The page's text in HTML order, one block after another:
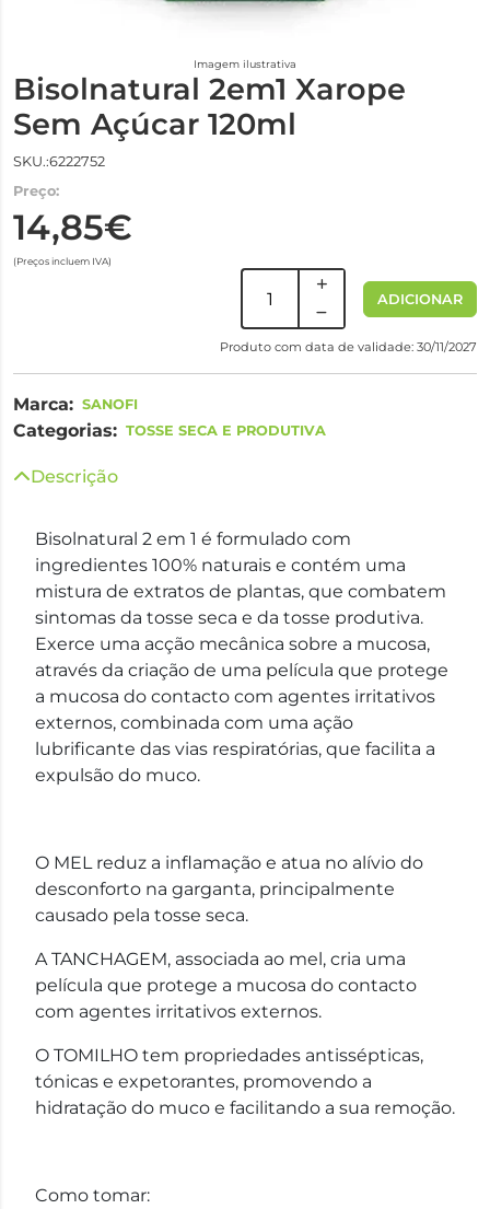
Imagem ilustrativa
Bisolnatural 2em1 Xarope
Sem Açúcar 120ml
SKU.:6222752
Preço:
14,85€
(Preços incluem IVA)
ADICIONAR
Produto com data de validade: 30/11/2027
Marca: SANOFI
Categorias: TOSSE SECA E PRODUTIVA
Descrição
Bisolnatural 2 em 1 é formulado com
ingredientes 100% naturais e contém uma
mistura de extratos de plantas, que combatem
sintomas da tosse seca e da tosse produtiva.
Exerce uma acção mecânica sobre a mucosa,
através da criação de uma película que protege
a mucosa do contacto com agentes irritativos
externos, combinada com uma ação
lubrificante das vias respiratórias, que facilita a
expulsão do muco.
O MEL reduz a inflamação e atua no alívio do
desconforto na garganta, principalmente
causado pela tosse seca.
A TANCHAGEM, associada ao mel, cria uma
película que protege a mucosa do contacto
com agentes irritativos externos.
O TOMILHO tem propriedades antissépticas,
tónicas e expetorantes, promovendo a
hidratação do muco e facilitando a sua remoção.
Como tomar: